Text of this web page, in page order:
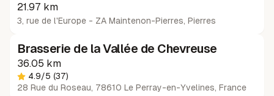
21.97 km
3, rue de l'Europe - ZA Maintenon-Pierres, Pierres
Brasserie de la Vallée de Chevreuse
36.05 km
4.9/5 (37)
28 Rue du Roseau, 78610 Le Perray-en-Yvelines, France